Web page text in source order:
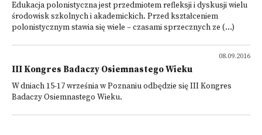
Edukacja polonistyczna jest przedmiotem refleksji i dyskusji wielu
środowisk szkolnych i akademickich. Przed kształceniem
polonistycznym stawia się wiele – czasami sprzecznych ze (...)
08.09.2016
III Kongres Badaczy Osiemnastego Wieku
W dniach 15-17 września w Poznaniu odbędzie się III Kongres
Badaczy Osiemnastego Wieku.